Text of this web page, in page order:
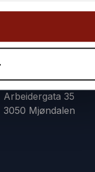
Kontakt
45 11 55 55
Mandag – Fredag:
Fiskeruta AS
Arbeidergata 35
3050 Mjøndalen